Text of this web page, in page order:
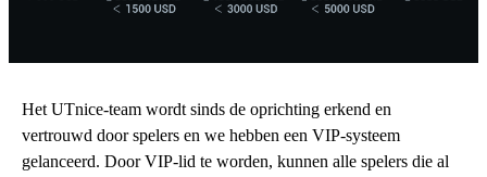
Het UTnice-team wordt sinds de oprichting erkend en
vertrouwd door spelers en we hebben een VIP-systeem
gelanceerd. Door VIP-lid te worden, kunnen alle spelers die al